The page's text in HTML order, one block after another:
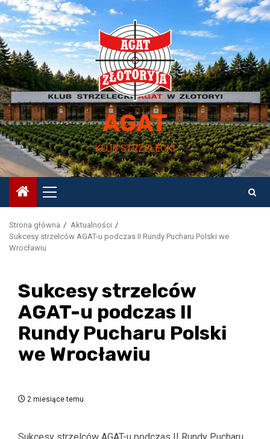
Przejdź
do
treści
AGAT
KLUB STRZELECKI
Menu
główne
Strona główna
Aktualności
Sukcesy strzelców AGAT-u podczas II Rundy Pucharu Polski we
Wrocławiu
Sukcesy strzelców
AGAT-u podczas II
Rundy Pucharu Polski
we Wrocławiu
2 miesiące temu